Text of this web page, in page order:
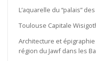
L’aquarelle du “palais”
Toulouse Capitale
Architecture et
région du Jawf dans les